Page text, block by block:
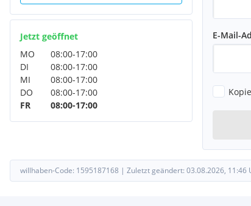
Jetzt geöffnet
MO
08:00-17:00
DI
08:00-17:00
MI
08:00-17:00
DO
08:00-17:00
FR
08:00-17:00
E-Mail-
willhaben-Code: 1595187168 | Zuletzt geändert: 03.08.2026, 11:46